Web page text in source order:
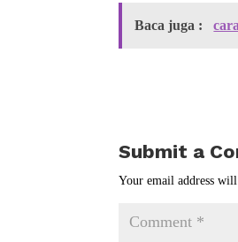
Baca juga :
Submit a
Your email address